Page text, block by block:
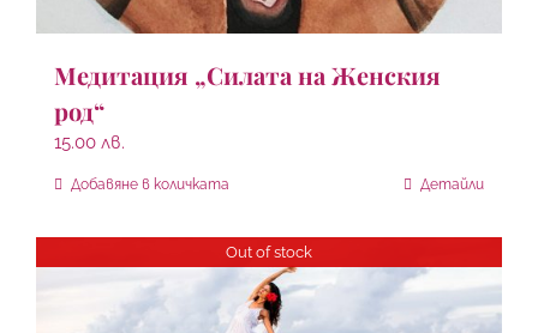
Медитация „Силата на Женския
род“
15.00 лв.
Добавяне в количката Детайли
Out of stock